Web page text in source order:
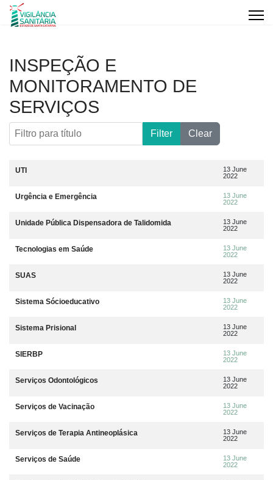
INSPEÇÃO E
MONITORAMENTO DE
SERVIÇOS
Filtro para título
Filter Clear
Title
UTI
13 June
2022
Urgência e Emergência
13 June
2022
Unidade Pública Dispensadora de Talidomida
13 June
2022
Tecnologias em Saúde
13 June
2022
SUAS
13 June
2022
Sistema Sócioeducativo
13 June
2022
Sistema Prisional
13 June
2022
SIERBP
13 June
2022
Serviços Odontológicos
13 June
2022
Serviços de Vacinação
13 June
2022
Serviços de Terapia Antineoplásica
13 June
2022
Serviços de Saúde
13 June
2022